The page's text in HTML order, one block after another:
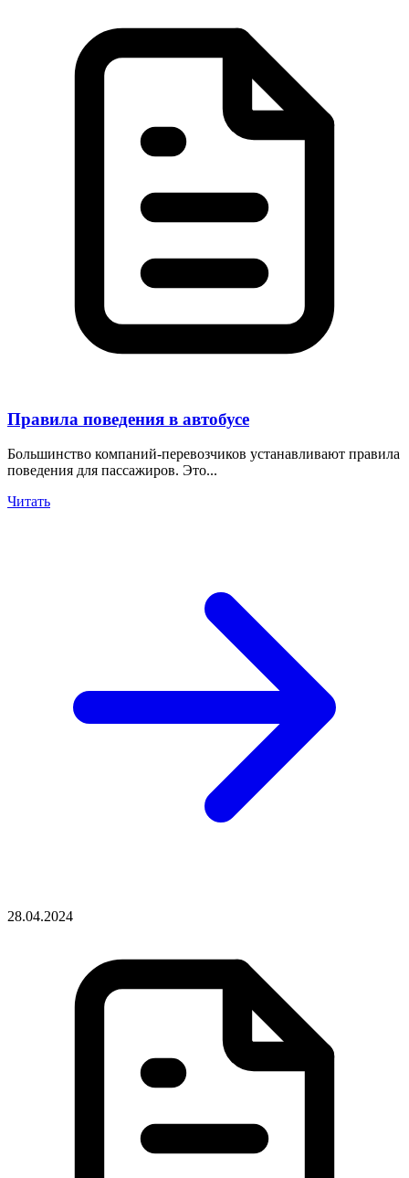
Правила поведения в автобусе
Большинство компаний-перевозчиков устанавливают правила
поведения для пассажиров. Это...
Читать
28.04.2024